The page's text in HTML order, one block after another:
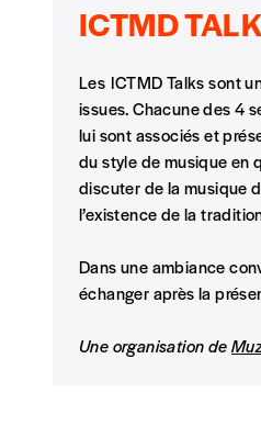
Édition papier
AJOUTER
Édition numérique
ICTMD TALK
Les ICTMD Talks sont
issues. Chacune des 4
lui sont associés et
du style de musique en
discuter de la musique
l’existence de la
Dans une ambiance
échanger après la
Une organisation de